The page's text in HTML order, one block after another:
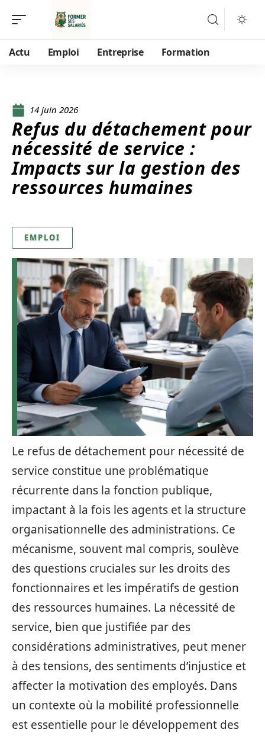
Actu Emploi Entreprise Formation
14 juin 2026
Refus du détachement pour
nécessité de service :
Impacts sur la gestion des
ressources humaines
EMPLOI
Le refus de détachement pour nécessité de
service constitue une problématique
récurrente dans la fonction publique,
impactant à la fois les agents et la structure
organisationnelle des administrations. Ce
mécanisme, souvent mal compris, soulève
des questions cruciales sur les droits des
fonctionnaires et les impératifs de gestion
des ressources humaines. La nécessité de
service, bien que justifiée par des
considérations administratives, peut mener
à des tensions, des sentiments d’injustice et
affecter la motivation des employés. Dans
un contexte où la mobilité professionnelle
est essentielle pour le développement des